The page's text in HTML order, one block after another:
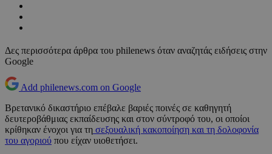
Δες περισσότερα άρθρα του philenews όταν αναζητάς ειδήσεις στην
Google
Add philenews.com on Google
Βρετανικό δικαστήριο επέβαλε βαριές ποινές σε καθηγητή
δευτεροβάθμιας εκπαίδευσης και στον σύντροφό του, οι οποίοι
κρίθηκαν ένοχοι για τη σεξουαλική κακοποίηση και τη δολοφονία
του αγοριού που είχαν υιοθετήσει.